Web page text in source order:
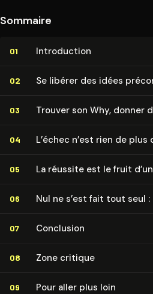
Sommaire
01 In­tro­duc­tion
02 Se libérer des idées
03 Trouver son Why, donner
04 L’échec n’est rien de plus
05 La réussite est le fruit
06 Nul ne s’est fait tout seul
07 Conclusion
08 Zone critique
09 Pour aller plus loin